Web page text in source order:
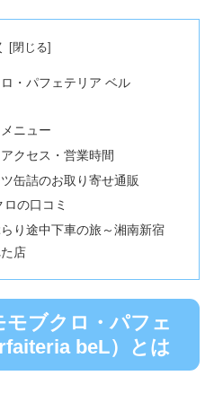
・パフェテリア ベル
ニュー
クセス・営業時間
缶詰のお取り寄せ通販
の口コミ
り途中下車の旅～湘南新宿
店
ブクロ・パフェ
beL）とは